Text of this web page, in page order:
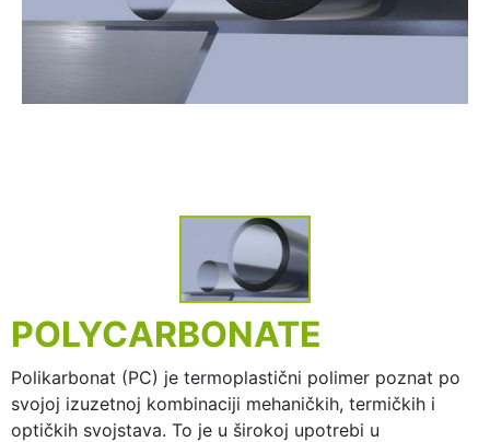
POLYCARBONATE
Polikarbonat (PC) je termoplastični polimer poznat po
svojoj izuzetnoj kombinaciji mehaničkih, termičkih i
optičkih svojstava. To je u širokoj upotrebi u